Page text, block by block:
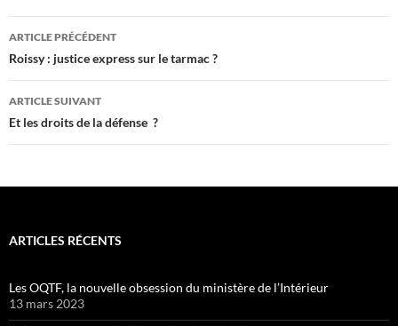
Navigation
des
articles
ARTICLE PRÉCÉDENT
Roissy : justice express sur le tarmac ?
ARTICLE SUIVANT
Et les droits de la défense ?
ARTICLES RÉCENTS
Les OQTF, la nouvelle obsession du ministère de l’Intérieur
13 mars 2023